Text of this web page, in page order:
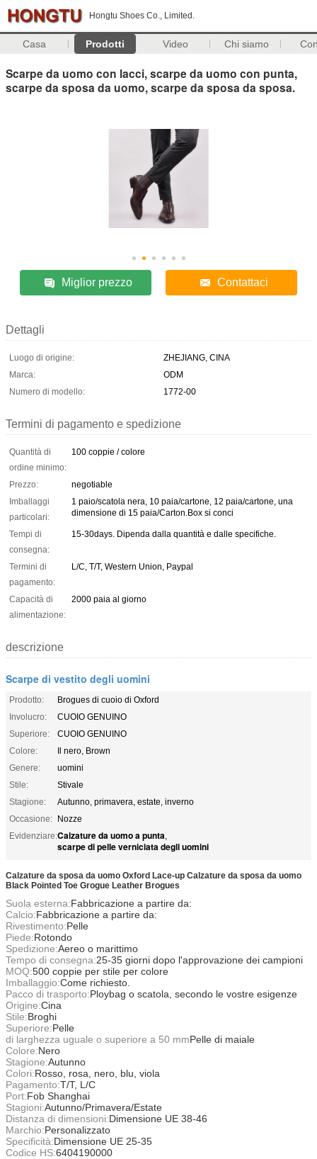
Hongtu Shoes Co., Limited.
Casa Prodotti Video Chi siamo
Scarpe da uomo con lacci, scarpe da uomo con punta,
scarpe da sposa da uomo, scarpe da sposa da sposa.
Miglior prezzo Contattaci
Dettagli
Luogo di origine:
ZHEJIANG, CINA
Marca:
ODM
Numero di modello:
1772-00
Termini di pagamento e spedizione
Quantità di
ordine minimo:
100 coppie / colore
Prezzo:
negotiable
Imballaggi
particolari:
1 paio/scatola nera, 10 paia/cartone, 12 paia/cartone, una
dimensione di 15 paia/Carton.Box si conci
Tempi di
consegna:
15-30days. Dipenda dalla quantità e dalle specifiche.
Termini di
pagamento:
L/C, T/T, Western Union, Paypal
Capacità di
alimentazione:
2000 paia al giorno
descrizione
Scarpe di vestito degli uomini
Prodotto:
Brogues di cuoio di Oxford
Involucro:
CUOIO GENUINO
Superiore:
CUOIO GENUINO
Colore:
Il nero, Brown
Genere:
uomini
Stile:
Stivale
Stagione:
Autunno, primavera, estate, inverno
Occasione: Nozze
Evidenziare:Calzature da uomo a punta,
scarpe di pelle verniciata degli uomini
Calzature da sposa da uomo Oxford Lace-up Calzature da sposa da uomo
Black Pointed Toe Grogue Leather Brogues
Suola esterna:Fabbricazione a partire da:
Calcio:Fabbricazione a partire da:
Rivestimento:Pelle
Piede:Rotondo
Spedizione:Aereo o marittimo
Tempo di consegna:25-35 giorni dopo l'approvazione dei campioni
MOQ:500 coppie per stile per colore
Imballaggio:Come richiesto.
Pacco di trasporto:Ploybag o scatola, secondo le vostre esigenze
Origine:Cina
Stile:Broghi
Superiore:Pelle
di larghezza uguale o superiore a 50 mmPelle di maiale
Colore:Nero
Stagione:Autunno
Colori:Rosso, rosa, nero, blu, viola
Pagamento:T/T, L/C
Port:Fob Shanghai
Stagioni:Autunno/Primavera/Estate
Distanza di dimensioni:Dimensione UE 38-46
Marchio:Personalizzato
Specificità:Dimensione UE 25-35
Codice HS:6404190000